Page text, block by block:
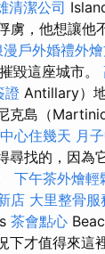
清潔公司
虜，他想讓他
漫戶外婚禮外
毀這座城市。
證 Antillary）
克島（
心住幾天 月
尋找的，因為
下午茶外燴輕
店 大里整骨服
茶會點心
下才值得來這